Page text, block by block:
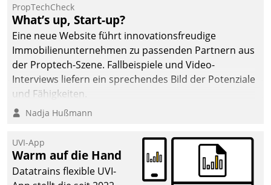
Datatrain ermöglicht
automatisiert ausgelöste,
zielgerichtete
Mieterbefragungen – eine
starke Grundlage für
intelligente,
Entscheidungen.
PropTechCheck
What’s up, Start-up?
Eine neue Website führt innovationsfreudige
Immobilienunternehmen zu passenden Partnern aus
der Proptech-Szene. Fallbeispiele und Video-
Interviews liefern ein sprechendes Bild der Potenziale
und Fähigkeiten.
Nadja Hußmann
UVI-App
Warm auf die Hand
Datatrains flexible UVI-